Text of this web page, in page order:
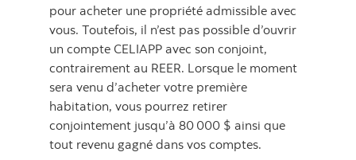
pour acheter une propriété admissible avec
vous. Toutefois, il n’est pas possible d’ouvrir
un compte CELIAPP avec son conjoint,
contrairement au REER. Lorsque le moment
sera venu d’acheter votre première
habitation, vous pourrez retirer
conjointement jusqu’à 80 000 $ ainsi que
tout revenu gagné dans vos comptes.